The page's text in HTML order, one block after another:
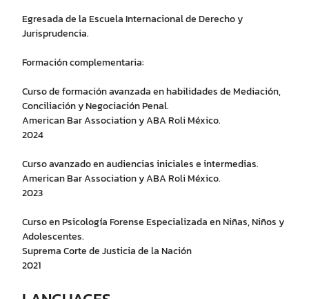
Egresada de la Escuela Internacional de Derecho y
Jurisprudencia.
Formación complementaria:
Curso de formación avanzada en habilidades de Mediación,
Conciliación y Negociación Penal.
American Bar Association y ABA Roli México.
2024
Curso avanzado en audiencias iniciales e intermedias.
American Bar Association y ABA Roli México.
2023
Curso en Psicología Forense Especializada en Niñas, Niños y
Adolescentes.
Suprema Corte de Justicia de la Nación
2021